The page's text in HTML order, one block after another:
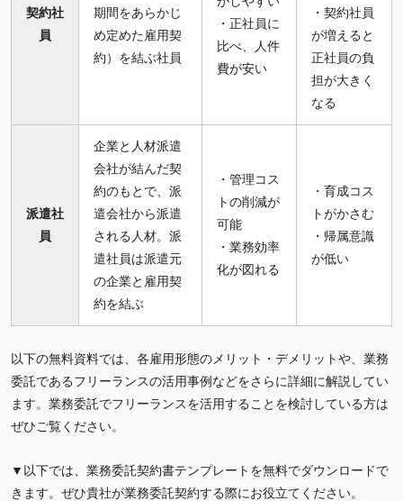
契約社
員
期間をあらかじ
め定めた雇用契
約）を結ぶ社員
・正社員に
比べ、人件
費が安い
・契約社員
が増えると
正社員の負
担が大きく
なる
派遣社
員
企業と人材派遣
会社が結んだ契
約のもとで、派
遣会社から派遣
される人材。派
遣社員は派遣元
の企業と雇用契
約を結ぶ
・管理コス
トの削減が
可能
・業務効率
化が図れる
・育成コス
トがかさむ
・帰属意識
が低い
以下の無料資料では、各雇用形態のメリット・デメリットや、業務
委託であるフリーランスの活用事例などをさらに詳細に解説してい
ます。業務委託でフリーランスを活用することを検討している方は
ぜひご覧ください。
▼以下では、業務委託契約書テンプレートを無料でダウンロードで
きます。ぜひ貴社が業務委託契約する際にお役立てください。